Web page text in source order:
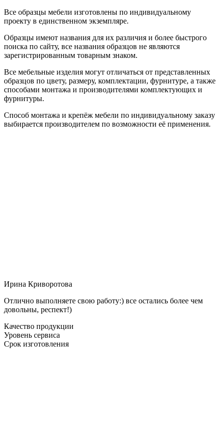
Все образцы мебели изготовлены по индивидуальному
проекту в единственном экземпляре.
Образцы имеют названия для их различия и более быстрого
поиска по сайту, все названия образцов не являются
зарегистрированным товарным знаком.
Все мебельные изделия могут отличаться от представленных
образцов по цвету, размеру, комплектации, фурнитуре, а также
способами монтажа и производителями комплектующих и
фурнитуры.
Способ монтажа и крепёж мебели по индивидуальному заказу
выбирается производителем по возможности её применения.
Ирина Криворотова
Отлично выполняете свою работу:) все остались более чем
довольны, респект!)
Качество продукции
Уровень сервиса
Срок изготовления